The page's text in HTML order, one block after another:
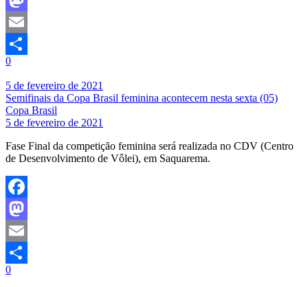
Mastodon
Email
Share
0
5 de fevereiro de 2021
Semifinais da Copa Brasil feminina acontecem nesta sexta (05)
Copa Brasil
5 de fevereiro de 2021
Fase Final da competição feminina será realizada no CDV (Centro
de Desenvolvimento de Vôlei), em Saquarema.
Facebook
Mastodon
Email
Share
0